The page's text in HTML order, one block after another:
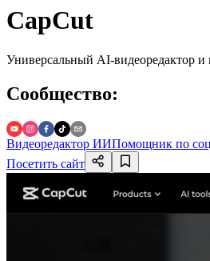
CapCut
Универсальный AI-видеоредактор и
Сообщество:
Видеоредактор ИИПомощник по
Посетить сайт